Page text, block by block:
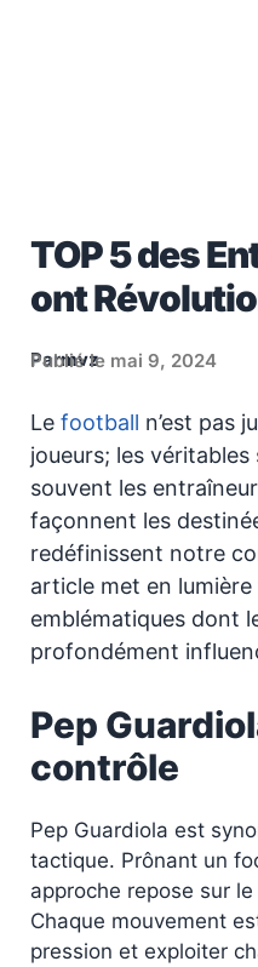
TOP 5 des
ont
Parmvz
Publié le mai 9, 2024
Le football n’est pas
joueurs; les
souvent les
façonnent les
redéfinissent notre
article met en
emblématiques dont
profondément
Pep
contrôle
Pep Guardiola est
tactique. Prônant un
approche repose sur
Chaque mouvement
pression et exploiter